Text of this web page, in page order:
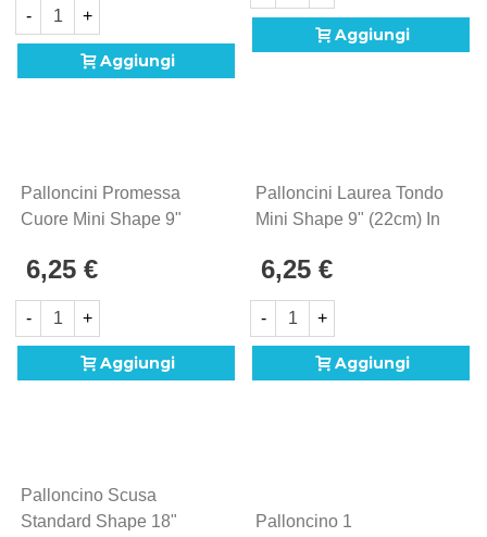
- +
Aggiungi
Aggiungi
Palloncini Promessa
Cuore Mini Shape 9"
6,25 €
- +
Aggiungi
Palloncini Laurea Tondo
Mini Shape 9" (22cm) In
6,25 €
- +
Aggiungi
Palloncino Scusa
Standard Shape 18"
Palloncino 1